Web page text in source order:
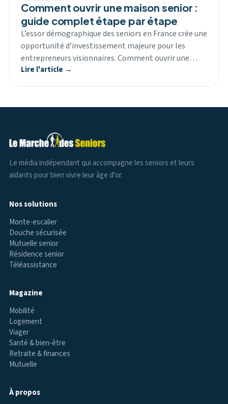
Comment ouvrir une maison senior :
guide complet étape par étape
L’essor démographique des seniors en France crée une
opportunité d’investissement majeure pour les
entrepreneurs visionnaires. Comment ouvrir une…
Lire l'article →
Le média indépendant qui accompagne les seniors et leurs
aidants pour bien vivre leur âge d'or.
Nos solutions
Monte-escalier
Douche sécurisée
Mutuelle senior
Résidence senior
Téléassistance
Magazine
Mobilité
Logement
Viager
Santé & bien-être
Retraite & finances
Mutuelle
À propos